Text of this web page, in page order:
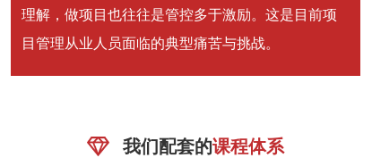
理解，做项目也往往是管控多于激励。这是目前项
目管理从业人员面临的典型痛苦与挑战。
我们配套的课程体系